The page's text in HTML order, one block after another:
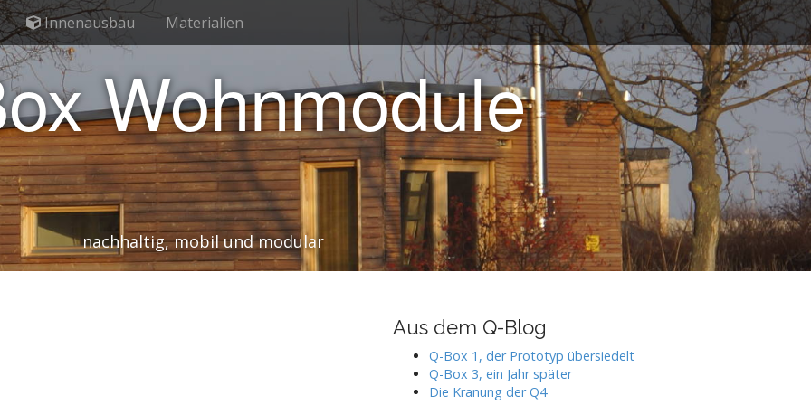
Innenausbau Materialien
Wohnmodule
nachhaltig, mobil und modular
Aus dem Q-Blog
Q-Box 1, der Prototyp übersiedelt
Q-Box 3, ein Jahr später
Die Kranung der Q4